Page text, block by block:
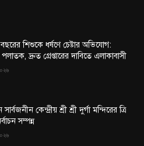
শিশুকে ধর্ষণে চেষ্টার অভিযোগ:
দ্রুত গ্রেপ্তারের দাবিতে এলাকাবাসী
সার্বজনীন কেন্দ্রীয় শ্রী শ্রী দুর্গা মন্দিরের ত্রি
সম্পন্ন